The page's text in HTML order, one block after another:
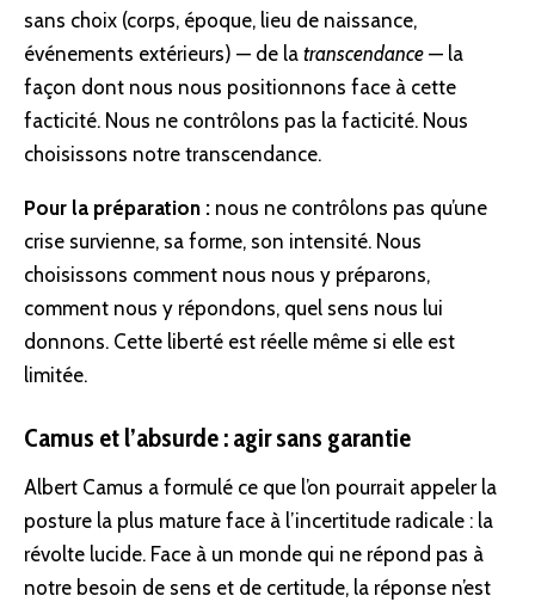
sans choix (corps, époque, lieu de naissance,
événements extérieurs) — de la transcendance — la
façon dont nous nous positionnons face à cette
facticité. Nous ne contrôlons pas la facticité. Nous
choisissons notre transcendance.
Pour la préparation : nous ne contrôlons pas qu’une
crise survienne, sa forme, son intensité. Nous
choisissons comment nous nous y préparons,
comment nous y répondons, quel sens nous lui
donnons. Cette liberté est réelle même si elle est
limitée.
Camus et l’absurde : agir sans garantie
Albert Camus a formulé ce que l’on pourrait appeler la
posture la plus mature face à l’incertitude radicale : la
révolte lucide. Face à un monde qui ne répond pas à
notre besoin de sens et de certitude, la réponse n’est